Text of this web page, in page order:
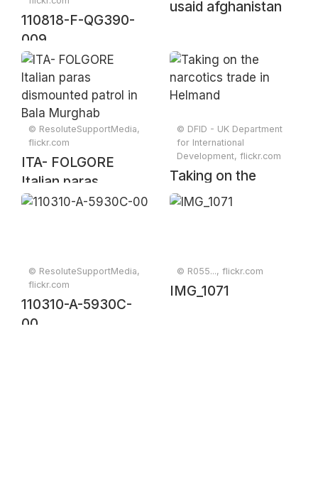
110818-F-QG390-
009
usaid afghanistan
© ResoluteSupportMedia,
flickr.com
ITA- FOLGORE
Italian paras
dismounted patrol
© DFID - UK Department
for International
Development, flickr.com
Taking on the
narcotics trade in
© ResoluteSupportMedia,
flickr.com
110310-A-5930C-
00
© R055..., flickr.com
IMG_1071